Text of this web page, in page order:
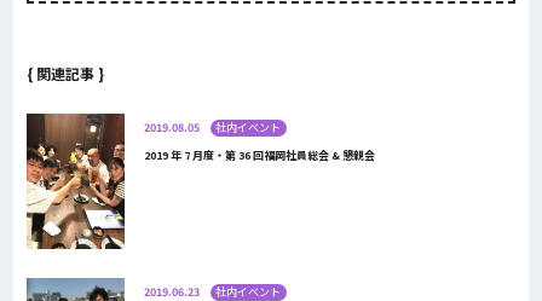
{ 関連記事 }
2019.08.05
社内イベント
2019 年 7 月度・第 36 回福岡社員総会 & 懇親会
2019.06.23
社内イベント